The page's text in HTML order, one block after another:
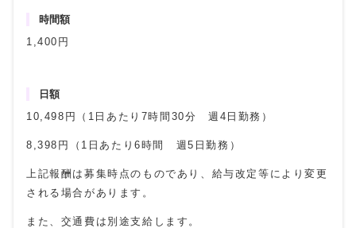
時間額
1,400円
日額
10,498円（1日あたり7時間30分 週4日勤務）
8,398円（1日あたり6時間 週5日勤務）
上記報酬は募集時点のものであり、給与改定等により変更
される場合があります。
また、交通費は別途支給します。